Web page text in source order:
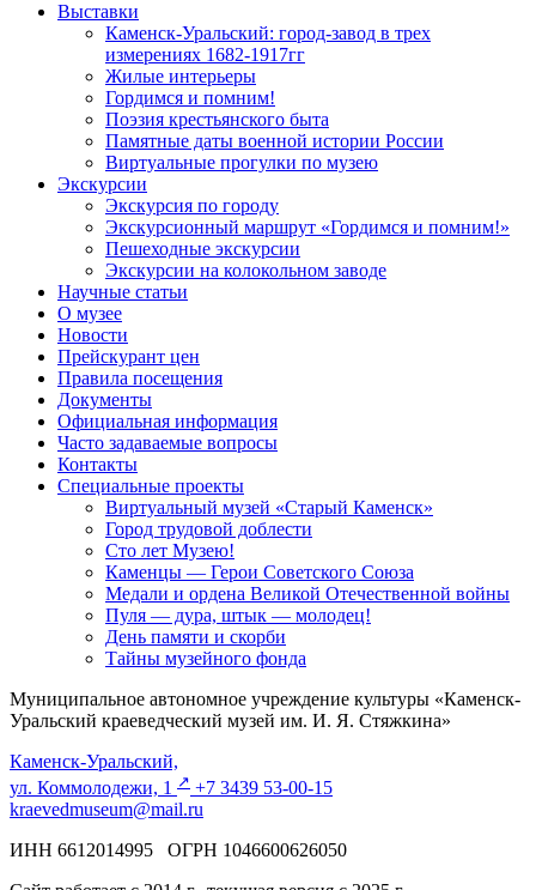
Выставки
Каменск-Уральский: город-завод в трех
измерениях 1682-1917гг
Жилые интерьеры
Гордимся и помним!
Поэзия крестьянского быта
Памятные даты военной истории России
Виртуальные прогулки по музею
Экскурсии
Экскурсия по городу
Экскурсионный маршрут «Гордимся и помним!»
Пешеходные экскурсии
Экскурсии на колокольном заводе
Научные статьи
О музее
Новости
Прейскурант цен
Правила посещения
Документы
Официальная информация
Часто задаваемые вопросы
Контакты
Специальные проекты
Виртуальный музей «Старый Каменск»
Город трудовой доблести
Сто лет Музею!
Каменцы — Герои Советского Союза
Медали и ордена Великой Отечественной войны
Пуля — дура, штык — молодец!
День памяти и скорби
Тайны музейного фонда
Муниципальное автономное учреждение культуры «Каменск-
Уральский краеведческий музей им. И. Я. Стяжкина»
Каменск-Уральский,
ул. Коммолодежи, 1 ↗️ +7 3439 53-00-15
kraevedmuseum@mail.ru
ИНН 6612014995 ОГРН 1046600626050